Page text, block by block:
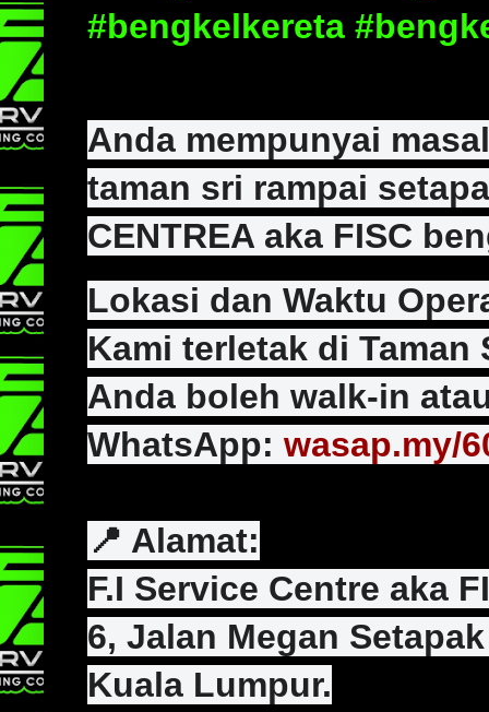
#bengkelkereta
Anda mempunyai
taman sri rampai
CENTREA aka FISC
Lokasi dan Waktu
Kami terletak di Taman
Anda boleh walk-in
WhatsApp: wasap.my/
📍 Alamat:
F.I Service Centre aka
6, Jalan Megan
Kuala Lumpur.